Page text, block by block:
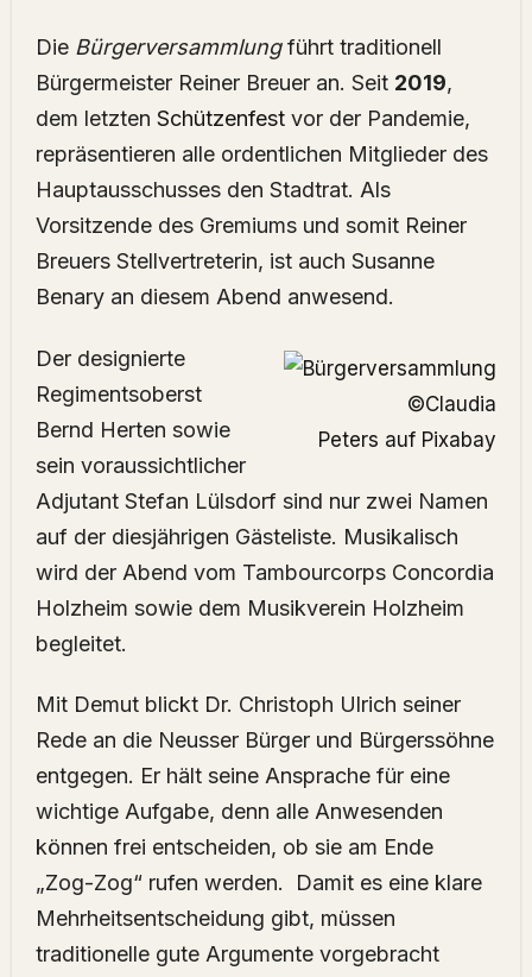
Die Bürgerversammlungführt traditionell
Bürgermeister Reiner Breuer an. Seit 2019,
dem letzten Schützenfestvor der Pandemie,
repräsentieren alle ordentlichen Mitglieder des
Hauptausschusses den Stadtrat. Als
Vorsitzende des Gremiums und somit Reiner
Breuers Stellvertreterin, ist auch Susanne
Benary an diesem Abend anwesend.
©Claudia
Peters auf Pixabay
Der designierte
Regimentsoberst
Bernd Herten sowie
sein voraussichtlicher
Adjutant Stefan Lülsdorf sind nur zwei Namen
auf der diesjährigen Gästeliste. Musikalisch
wird der Abend vom Tambourcorps Concordia
Holzheim sowie dem Musikverein Holzheim
begleitet.
Mit Demut blickt Dr. Christoph Ulrich seiner
Rede an die Neusser Bürger und Bürgerssöhne
entgegen. Er hält seine Ansprache für eine
wichtige Aufgabe, denn alle Anwesenden
können frei entscheiden, ob sie am Ende
„Zog-Zog“ rufen werden. Damit es eine klare
Mehrheitsentscheidung gibt, müssen
traditionelle gute Argumente vorgebracht